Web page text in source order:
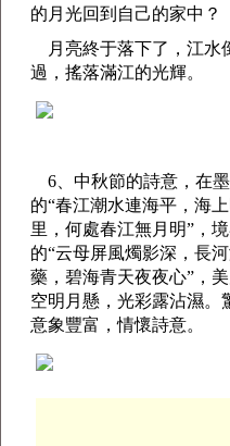
的月光回到自己的家中？
月亮終于落下了，江水
過，搖落滿江的光輝。
6、中秋節的詩意，在
的“春江潮水連海平，海
里，何處春江無月明”，
的“云母屏風燭影深，長
藥，碧海青天夜夜心”，
空明月懸，光彩露沾濕。
意象豐富，情懷詩意。